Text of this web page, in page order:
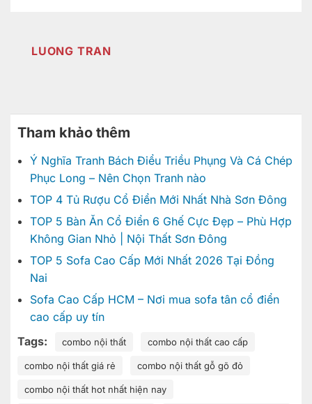
LUONG TRAN
Tham khảo thêm
Ý Nghĩa Tranh Bách Điểu Triều Phụng Và Cá Chép
Phục Long – Nên Chọn Tranh nào
TOP 4 Tủ Rượu Cổ Điển Mới Nhất Nhà Sơn Đông
TOP 5 Bàn Ăn Cổ Điển 6 Ghế Cực Đẹp – Phù Hợp
Không Gian Nhỏ | Nội Thất Sơn Đông
TOP 5 Sofa Cao Cấp Mới Nhất 2026 Tại Đồng
Nai
Sofa Cao Cấp HCM – Nơi mua sofa tân cổ điển
cao cấp uy tín
Tags:
combo nội thất combo nội thất cao cấp
combo nội thất giá rẻ combo nội thất gỗ gõ đỏ
combo nội thất hot nhất hiện nay